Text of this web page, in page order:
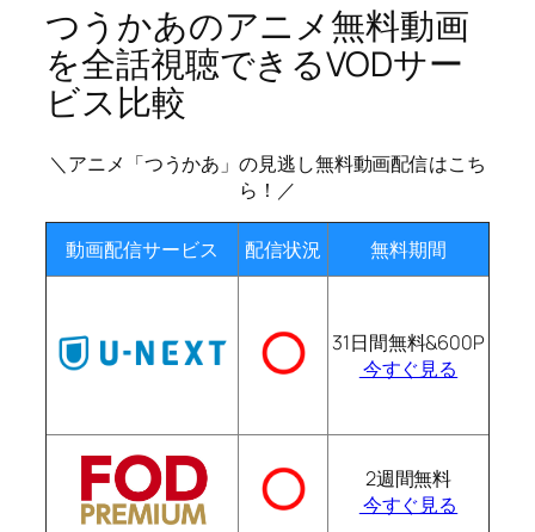
つうかあのアニメ無料動画
を全話視聴できるVODサー
ビス比較
＼アニメ「つうかあ」の見逃し無料動画配信はこち
ら！／
動画配信サービス 配信状況 無料期間
31日間無料&600P
今すぐ見る
2週間無料
今すぐ見る